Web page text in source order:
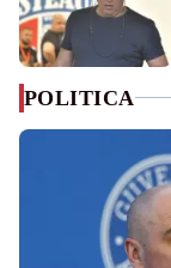
POLITICA